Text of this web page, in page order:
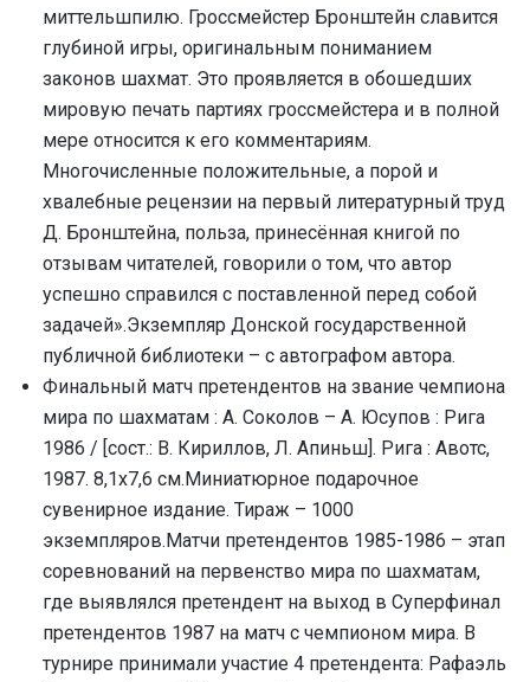
миттельшпилю. Гроссмейстер Бронштейн славится
глубиной игры, оригинальным пониманием
законов шахмат. Это проявляется в обошедших
мировую печать партиях гроссмейстера и в полной
мере относится к его комментариям.
Многочисленные положительные, а порой и
хвалебные рецензии на первый литературный труд
Д. Бронштейна, польза, принесённая книгой по
отзывам читателей, говорили о том, что автор
успешно справился с поставленной перед собой
задачей».Экземпляр Донской государственной
публичной библиотеки – с автографом автора.
Финальный матч претендентов на звание чемпиона
мира по шахматам : А. Соколов – А. Юсупов : Рига
1986 / [сост.: В. Кириллов, Л. Апиньш]. Рига : Авотс,
1987. 8,1х7,6 см.Миниатюрное подарочное
сувенирное издание. Тираж – 1000
экземпляров.Матчи претендентов 1985-1986 – этап
соревнований на первенство мира по шахматам,
где выявлялся претендент на выход в Суперфинал
претендентов 1987 на матч с чемпионом мира. В
турнире принимали участие 4 претендента: Рафаэль